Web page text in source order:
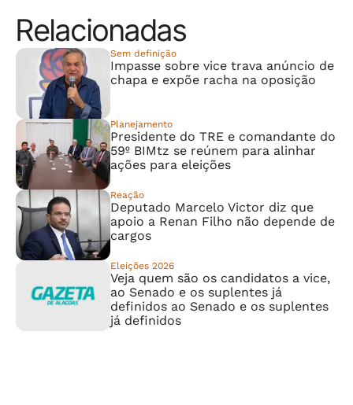
Relacionadas
Sem definição
Impasse sobre vice trava anúncio de
chapa e expõe racha na oposição
Planejamento
Presidente do TRE e comandante do
59º BIMtz se reúnem para alinhar
ações para eleições
Reação
Deputado Marcelo Victor diz que
apoio a Renan Filho não depende de
cargos
Eleições 2026
Veja quem são os candidatos a vice,
ao Senado e os suplentes já
definidos ao Senado e os suplentes
já definidos